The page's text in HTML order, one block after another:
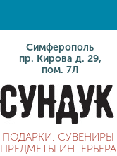
Симферополь
пр. Кирова д. 29,
пом. 7Л
ПОДАРКИ, СУВЕНИРЫ
ПРЕДМЕТЫ ИНТЕРЬЕРА